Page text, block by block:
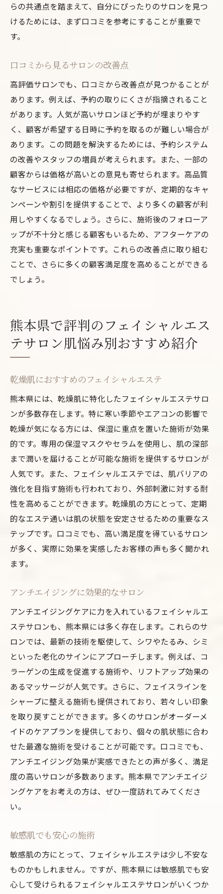
らの共通点を踏まえて、自分にぴったりのサロンを見つ
けるためには、まず口コミを参考にすることが重要で
す。
口コミから見るサロンの改善点
高評価サロンでも、口コミから改善点が見つかることが
あります。例えば、予約の取りにくさが指摘されること
があります。人気が高いサロンほど予約が埋まりやす
く、顧客が希望する日時に予約を取るのが難しい場合が
あります。この問題を解決するためには、予約システム
の改善やスタッフの増員が考えられます。また、一部の
顧客からは価格が高いとの意見も寄せられます。高品質
なサービスには相応の価格が必要ですが、定期的なキャ
ンペーンや割引を提供することで、より多くの顧客が利
用しやすくなるでしょう。さらに、施術後のフォローア
ップが不十分と感じる顧客もいるため、アフターケアの
充実も重要なポイントです。これらの改善点に取り組む
ことで、さらに多くの顧客満足度を高めることができる
でしょう。
熊本県で評判のフェイシャルエス
テサロン肌悩み別おすすめ紹介
乾燥肌におすすめのフェイシャルエステ
熊本県には、乾燥肌に特化したフェイシャルエステサロ
ンが多数存在します。特に寒い季節やエアコンの影響で
乾燥が気になる方には、保湿に重点を置いた施術が効果
的です。専用の保湿マスクやセラムを使用し、肌の深部
まで潤いを届けることが可能な施術を提供するサロンが
人気です。また、フェイシャルエステでは、肌バリアの
強化を目指す施術も行われており、外部刺激に対する耐
性を高めることができます。乾燥肌の方にとって、定期
的なエステ通いは肌の状態を安定させるための重要なス
テップです。口コミでも、高い満足度を得ているサロン
が多く、実際に効果を実感したお客様の声も多く聞かれ
ます。
アンチエイジングに効果的なサロン
アンチエイジングケアに力を入れているフェイシャルエ
ステサロンも、熊本県には多く存在します。これらのサ
ロンでは、最新の技術を駆使して、シワやたるみ、シミ
といった老化のサインにアプローチします。例えば、コ
ラーゲンの生成を促進する施術や、リフトアップ効果の
あるマッサージが人気です。さらに、フェイスラインを
シャープに整える施術も提供されており、若々しい印象
を取り戻すことができます。多くのサロンがオーダーメ
イドのケアプランを提供しており、個々の肌状態に合わ
せた最適な施術を受けることが可能です。口コミでも、
アンチエイジング効果が実感できたとの声が多く、満足
度の高いサロンが多数あります。熊本県でアンチエイジ
ングケアをお考えの方は、ぜひ一度訪れてみてくださ
い。
敏感肌でも安心の施術
敏感肌の方にとって、フェイシャルエステは少し不安な
ものかもしれません。ですが、熊本県には敏感肌でも安
心して受けられるフェイシャルエステサロンがいくつか